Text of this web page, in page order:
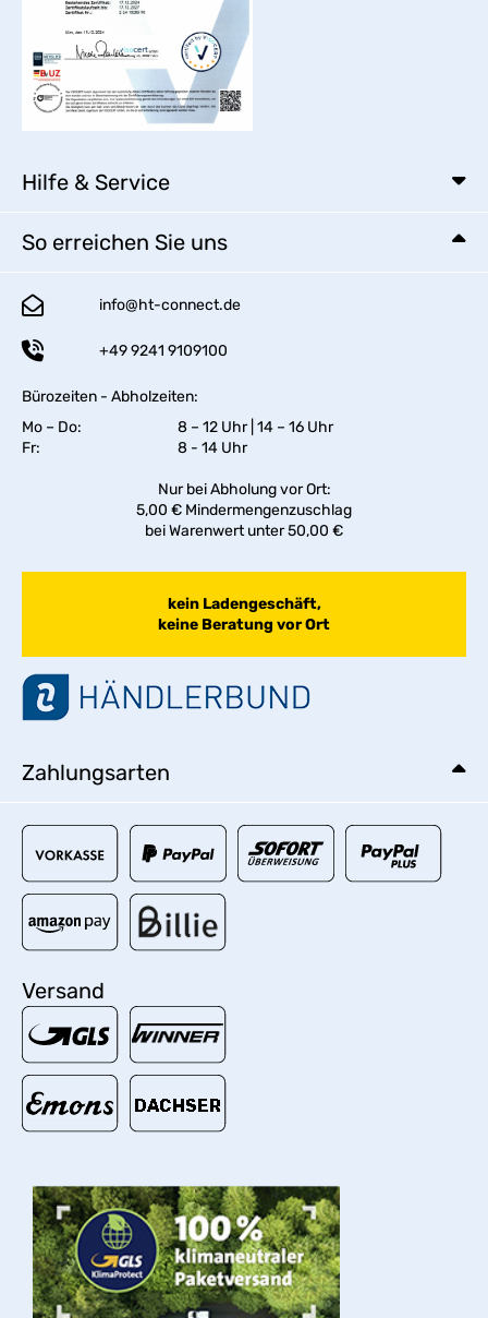
Hilfe & Service
So erreichen Sie uns
info@ht-connect.de
+49 9241 9109100
Bürozeiten - Abholzeiten:
Mo – Do:
8 – 12 Uhr | 14 – 16 Uhr
Fr:
8 - 14 Uhr
Nur bei Abholung vor Ort:
5,00 € Mindermengenzuschlag
bei Warenwert unter 50,00 €
kein Ladengeschäft,
keine Beratung vor Ort
Zahlungsarten
Versand